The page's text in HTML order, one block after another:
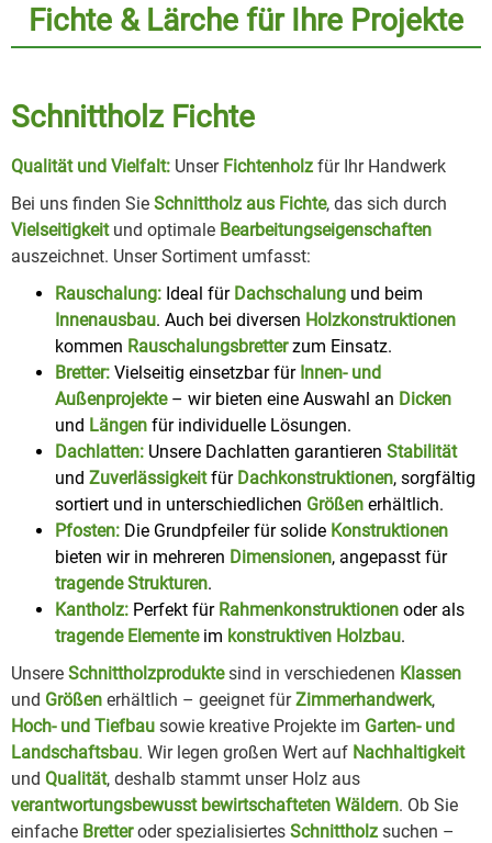
Fichte & Lärche für Ihre Projekte
Schnittholz Fichte
Qualität und Vielfalt: Unser Fichtenholz für Ihr Handwerk
Bei uns finden Sie Schnittholz aus Fichte, das sich durch
Vielseitigkeitund optimale Bearbeitungseigenschaften
auszeichnet. Unser Sortiment umfasst:
Rauschalung: Ideal für Dachschalung und beim
Innenausbau. Auch bei diversen Holzkonstruktionen
kommen Rauschalungsbretterzum Einsatz.
Bretter: Vielseitig einsetzbar für Innen- und
Außenprojekte– wir bieten eine Auswahl an Dicken
und Längen für individuelle Lösungen.
Dachlatten: Unsere Dachlatten garantieren Stabilität
und Zuverlässigkeitfür Dachkonstruktionen, sorgfältig
sortiert und in unterschiedlichen Größen erhältlich.
Pfosten: Die Grundpfeiler für solide Konstruktionen
bieten wir in mehreren Dimensionen, angepasst für
tragende Strukturen.
Kantholz: Perfekt für Rahmenkonstruktionen oder als
tragende Elementeim konstruktiven Holzbau.
Unsere Schnittholzproduktesind in verschiedenen Klassen
und Größen erhältlich – geeignet fürZimmerhandwerk,
Hoch- und Tiefbau sowie kreative Projekte im Garten- und
Landschaftsbau. Wir legen großen Wert auf Nachhaltigkeit
und Qualität, deshalb stammt unser Holz aus
verantwortungsbewusst bewirtschafteten Wäldern. Ob Sie
einfache Bretteroder spezialisiertes Schnittholz suchen –